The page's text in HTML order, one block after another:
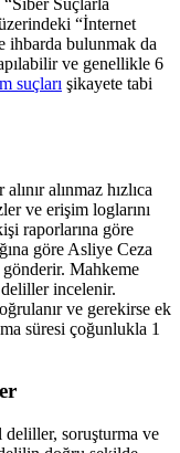
Suçlarla
“İnternet
ihbarda bulunmak da
ve genellikle 6
suçları şikayete tabi
alınmaz hızlıca
ve erişim loglarını
raporlarına göre
göre Asliye Ceza
Mahkeme
incelenir.
ve gerekirse ek
süresi çoğunlukla 1
soruşturma ve